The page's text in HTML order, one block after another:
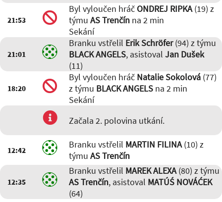
21:53
Byl vyloučen hráč ONDREJ RIPKA(19) z
týmu AS Trenčínna 2 min
Sekání
21:01
Branku vstřelil Erik Schröfer(94) z týmu
BLACK ANGELS, asistoval Jan Dušek
(11)
18:20
Byl vyloučen hráč Natalie Sokolová(77)
z týmu BLACK ANGELSna 2 min
Sekání
Začala 2. polovina utkání.
12:42 Branku vstřelil MARTIN FILINA(10) z
týmu AS Trenčín
12:35
Branku vstřelil MAREK ALEXA(80) z týmu
AS Trenčín, asistoval MATÚŚ NOVÁĆEK
(64)